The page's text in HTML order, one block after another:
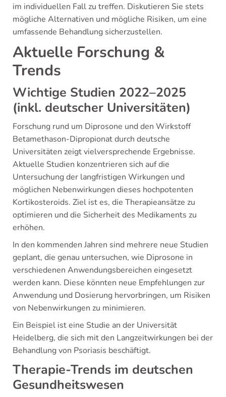
im individuellen Fall zu treffen. Diskutieren Sie stets
mögliche Alternativen und mögliche Risiken, um eine
umfassende Behandlung sicherzustellen.
Aktuelle Forschung &
Trends
Wichtige Studien 2022–2025
(inkl. deutscher Universitäten)
Forschung rund um Diprosone und den Wirkstoff
Betamethason-Dipropionat durch deutsche
Universitäten zeigt vielversprechende Ergebnisse.
Aktuelle Studien konzentrieren sich auf die
Untersuchung der langfristigen Wirkungen und
möglichen Nebenwirkungen dieses hochpotenten
Kortikosteroids. Ziel ist es, die Therapieansätze zu
optimieren und die Sicherheit des Medikaments zu
erhöhen.
In den kommenden Jahren sind mehrere neue Studien
geplant, die genau untersuchen, wie Diprosone in
verschiedenen Anwendungsbereichen eingesetzt
werden kann. Diese könnten neue Empfehlungen zur
Anwendung und Dosierung hervorbringen, um Risiken
von Nebenwirkungen zu minimieren.
Ein Beispiel ist eine Studie an der Universität
Heidelberg, die sich mit den Langzeitwirkungen bei der
Behandlung von Psoriasis beschäftigt.
Therapie-Trends im deutschen
Gesundheitswesen